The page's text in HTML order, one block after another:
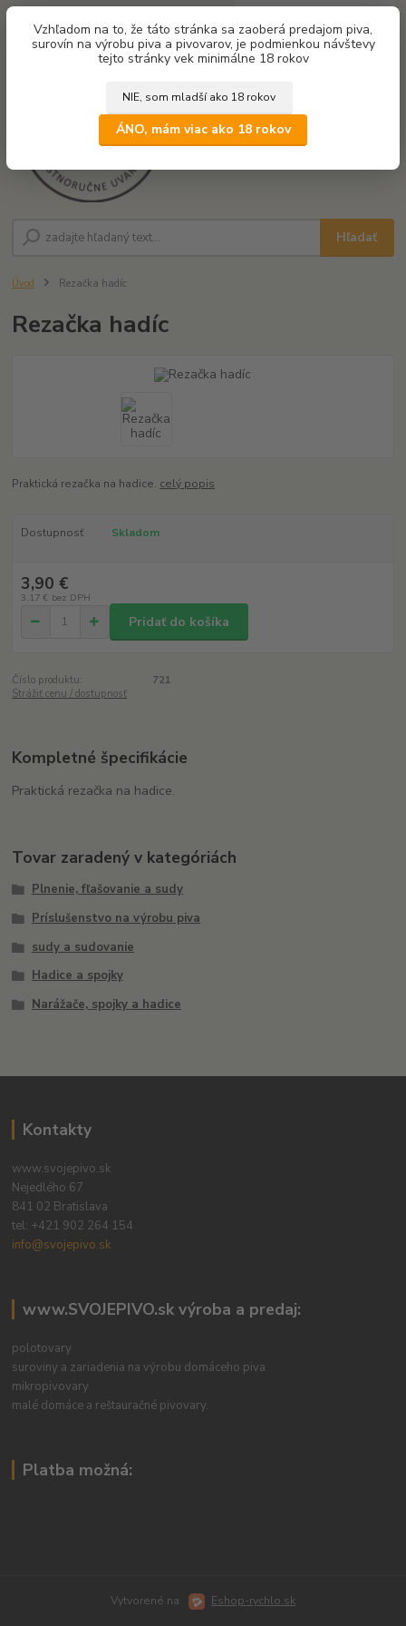
Vzhľadom na to, že táto stránka sa zaoberá predajom piva,
surovín na výrobu piva a pivovarov, je podmienkou návštevy
tejto stránky vek minimálne 18 rokov
NIE, som mladší ako 18 rokov
ÁNO, mám viac ako 18 rokov
Hľadať
za0,00 €
Úvod Rezačka hadíc
Rezačka hadíc
Praktická rezačka na hadice. celý popis
Dostupnosť Skladom
3,90 €
3,17 € bez DPH
Pridať do košíka
Číslo produktu:
721
Strážiť cenu / dostupnosť
Kompletné špecifikácie
Praktická rezačka na hadice.
Tovar zaradený v kategóriách
Plnenie, fľašovanie a sudy
Príslušenstvo na výrobu piva
sudy a sudovanie
Hadice a spojky
Narážače, spojky a hadice
Kontakty
www.svojepivo.sk
Nejedlého 67
841 02 Bratislava
tel: +421 902 264 154
info@svojepivo.sk
www.SVOJEPIVO.sk výroba a predaj:
polotovary
suroviny a zariadenia na výrobu domáceho piva
mikropivovary
malé domáce a reštauračné pivovary.
Platba možná:
Vytvorené na Eshop-rychlo.sk